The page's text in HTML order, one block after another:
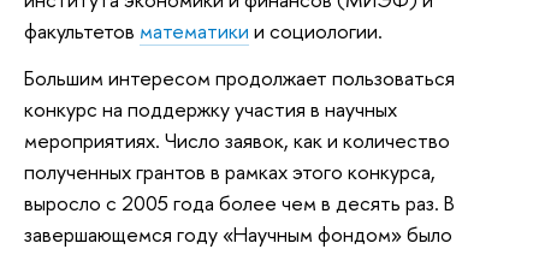
факультетов математики и социологии.
Большим интересом продолжает пользоваться
конкурс на поддержку участия в научных
мероприятиях. Число заявок, как и количество
полученных грантов в рамках этого конкурса,
выросло с 2005 года более чем в десять раз. В
завершающемся году «Научным фондом» было